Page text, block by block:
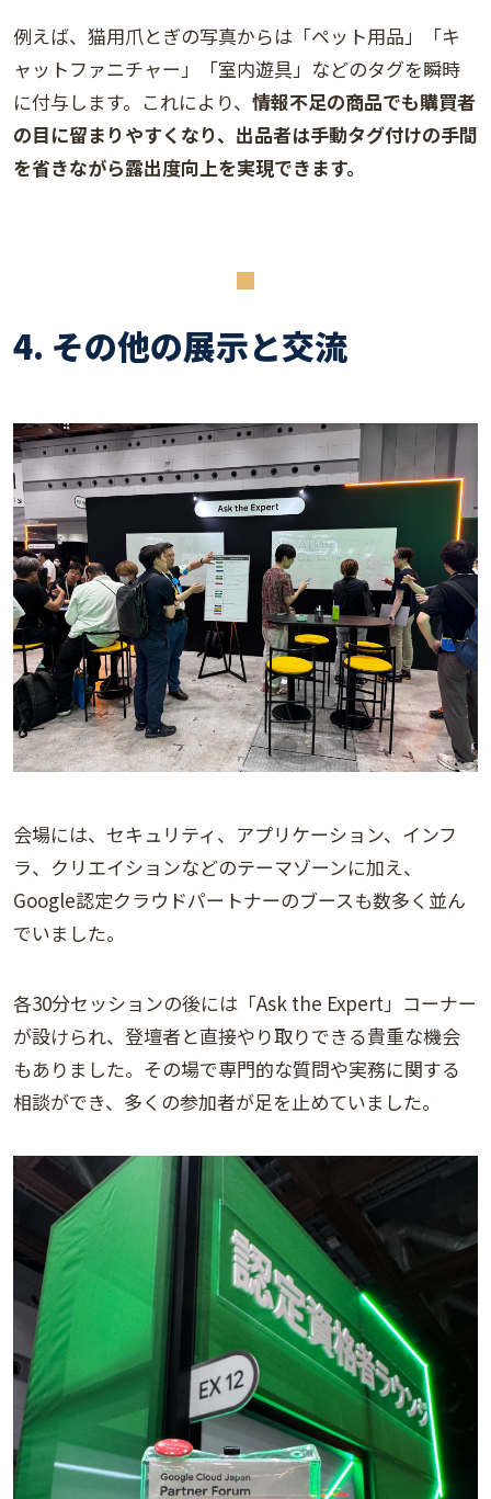
例えば、猫用爪とぎの写真からは「ペット用品」「キ
ャットファニチャー」「室内遊具」などのタグを瞬時
に付与します。これにより、 情報不足の商品でも購買者
の目に留まりやすくなり、出品者は手動タグ付けの手間
を省きながら露出度向上を実現できます。
4. その他の展示と交流
会場には、セキュリティ、アプリケーション、インフ
ラ、クリエイションなどのテーマゾーンに加え、
Google認定クラウドパートナーのブースも数多く並ん
でいました。
各30分セッションの後には「Ask the Expert」コーナー
が設けられ、登壇者と直接やり取りできる貴重な機会
もありました。その場で専門的な質問や実務に関する
相談ができ、多くの参加者が足を止めていました。